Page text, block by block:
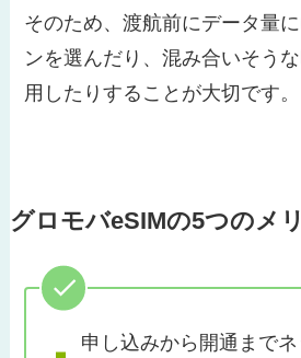
そのため、渡航前にデータ量
ンを選んだり、混み合いそう
用したりすることが大切です。
グロモバeSIMの5つのメ
申し込みから開通まで